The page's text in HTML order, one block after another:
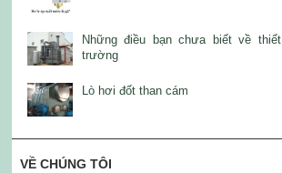
Những điều bạn chưa biết về
trường
Lò hơi đốt than cám
VỀ CHÚNG TÔI